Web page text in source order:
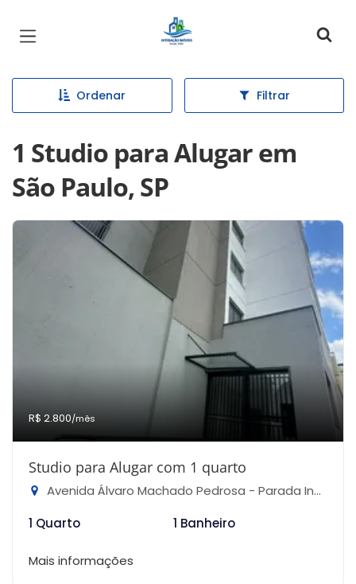
Página inicial
Ordenar Filtrar
1 Studio para Alugar em
São Paulo, SP
R$ 2.800/mês
Studio para Alugar com 1 quarto
Avenida Álvaro Machado Pedrosa - Parada Inglesa, São Paulo-SP
1 Quarto
1 Banheiro
Mais informações